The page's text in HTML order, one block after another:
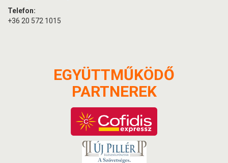
Telefon:
+36 20 572 1015
EGYÜTTMŰKÖDŐ
PARTNEREK